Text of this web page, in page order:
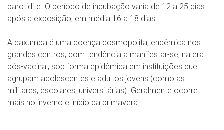
parotidite. O período de incubação varia de 12 a 25 dias
após a exposição, em média 16 a 18 dias.
A caxumba é uma doença cosmopolita, endêmica nos
grandes centros, com tendência a manifestar-se, na era
pós-vacinal, sob forma epidêmica em instituições que
agrupam adolescentes e adultos jovens (como as
militares, escolares, universitárias). Geralmente ocorre
mais no inverno e início da primavera.